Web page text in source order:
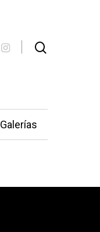
Galerías